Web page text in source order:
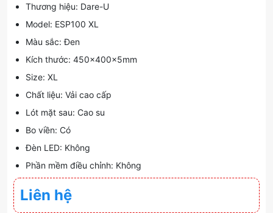
Thương hiệu: Dare-U
Model: ESP100 XL
Màu sắc: Đen
Kích thước: 450x400x5mm
Size: XL
Chất liệu: Vải cao cấp
Lót mặt sau: Cao su
Bo viền: Có
Đèn LED: Không
Phần mềm điều chỉnh: Không
Liên hệ